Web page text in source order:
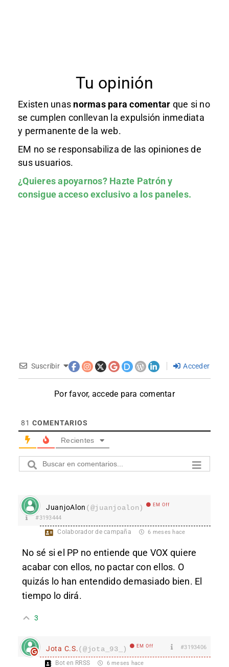
Tu opinión
Existen unas normas para comentar que si no
se cumplen conllevan la expulsión inmediata
y permanente de la web.
EM no se responsabiliza de las opiniones de
sus usuarios.
¿Quieres apoyarnos? Hazte Patróny
consigue acceso exclusivo a los paneles.
Suscribir Acceder
Por favor, accede para comentar
81 COMENTARIOS
Recientes
JuanjoAlon (@juanjoalon) EM Off
#3193444
Colaborador de campaña 6 meses hace
No sé si el PP no entiende que VOX quiere
acabar con ellos, no pactar con ellos. O
quizás lo han entendido demasiado bien. El
tiempo lo dirá.
3
Jota C.S.(@jota_93_) EM Off #3193406
Bot en RRSS 6 meses hace